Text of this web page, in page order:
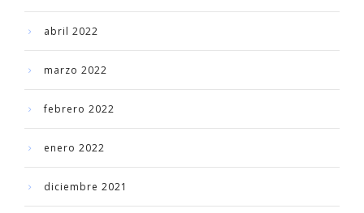
abril 2022
marzo 2022
febrero 2022
enero 2022
diciembre 2021